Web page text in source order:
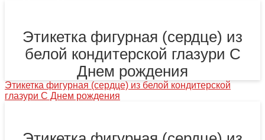
Этикетка фигурная (сердце) из
белой кондитерской глазури С
Днем рождения
Этикетка фигурная (сердце) из белой кондитерской
глазури С Днем рождения